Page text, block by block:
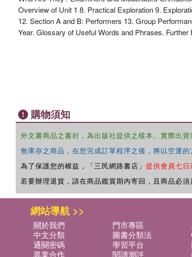
Overview of Unit 1 8. Practical Exploration 9.
12. Section A and B: Performers 13. Group
Year. Glossary of Useful Words and Phrases.
購物須知
外文書商品之書封，為出版社提供之樣本。實際出
無庫存之商品，在您完成訂單程序之後，將以空運
為了保護您的權益，「三民網路書店」 提供會員七日
若要辦理退貨，請在商品鑑賞期內寄回，且商品必
網站導航 >>
關於我們 門市專區
中文分類
圖書分類法
通關密碼
學習平台
異業合作
閱讀潮評